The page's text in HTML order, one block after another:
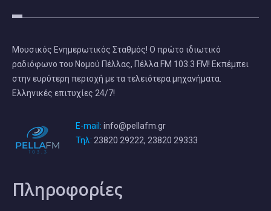
Μουσικός Ενημερωτικός Σταθμός! Ο πρώτο ιδιωτικό
ραδιόφωνο του Νομού Πέλλας, Πέλλα FM 103.3 FM! Εκπέμπει
στην ευρύτερη περιοχή με τα τελειότερα μηχανήματα.
Ελληνικές επιτυχίες 24/7!
E-mail: info@pellafm.gr
Τηλ: 23820 29222, 23820 29333
Πληροφορίες